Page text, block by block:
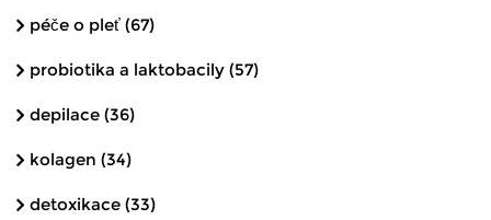
péče o pleť (67)
probiotika a laktobacily (57)
depilace (36)
kolagen (34)
detoxikace (33)